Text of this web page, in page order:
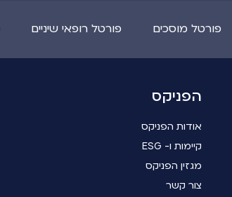
פורטל מוסכים פורטל רופאי שיניים
הפניקס
אודות הפניקס
קיימות ו- ESG
מגזין הפניקס
צור קשר